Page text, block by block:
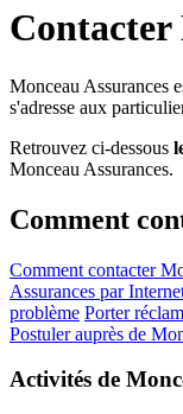
Contacter
Monceau Assurances
s'adresse aux
Retrouvez ci-dessous
Monceau Assurances.
Comment
Comment contacter
Assurances par
problème Porter
Postuler auprès de
Activités de